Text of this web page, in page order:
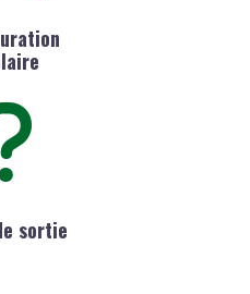
sortie